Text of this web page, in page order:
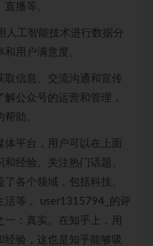
播等。
人工智能技术进行数据分
用户满意度。
取信息、交流沟通和宣传
公众号的运营和管理，
助。
体平台，用户可以在上面
经验、关注热门话题、
各个领域，包括科技、
活等， user1315794_的评
：真实。在知乎上，用
经验，这也是知乎能够吸